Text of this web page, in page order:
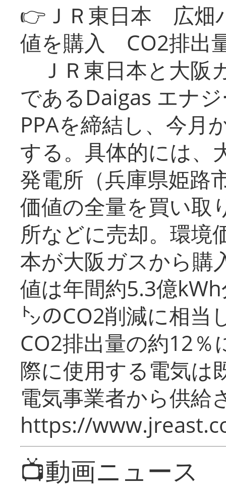
👉ＪＲ東日本 広畑
値を購入 CO2排出
ＪＲ東日本と大阪
であるDaigas エナ
PPAを締結し、今月
する。具体的には、
発電所（兵庫県姫路
価値の全量を買い取
所などに売却。環境
本が大阪ガスから購
値は年間約5.3億
㌧のCO2削減に相当
CO2排出量の約12％
際に使用する電気は
電気事業者から供給
https://
📺動画ニュース